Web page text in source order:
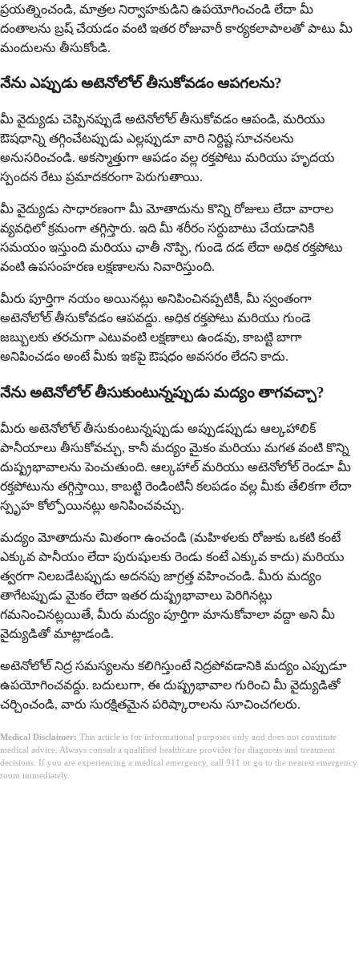
ప్రయత్నించండి, మాత్రల నిర్వాహకుడిని ఉపయోగించండి లేదా మీ
దంతాలను బ్రష్ చేయడం వంటి ఇతర రోజువారీ కార్యకలాపాలతో పాటు మీ
మందులను తీసుకోండి.
నేను ఎప్పుడు అటెనోలోల్ తీసుకోవడం ఆపగలను?
మీ వైద్యుడు చెప్పినప్పుడే అటెనోలోల్ తీసుకోవడం ఆపండి, మరియు
ఔషధాన్ని తగ్గించేటప్పుడు ఎల్లప్పుడూ వారి నిర్దిష్ట సూచనలను
అనుసరించండి. అకస్మాత్తుగా ఆపడం వల్ల రక్తపోటు మరియు హృదయ
స్పందన రేటు ప్రమాదకరంగా పెరుగుతాయి.
మీ వైద్యుడు సాధారణంగా మీ మోతాదును కొన్ని రోజులు లేదా వారాల
వ్యవధిలో క్రమంగా తగ్గిస్తారు. ఇది మీ శరీరం సర్దుబాటు చేయడానికి
సమయం ఇస్తుంది మరియు ఛాతీ నొప్పి, గుండె దడ లేదా అధిక రక్తపోటు
వంటి ఉపసంహరణ లక్షణాలను నివారిస్తుంది.
మీరు పూర్తిగా నయం అయినట్లు అనిపించినప్పటికీ, మీ స్వంతంగా
అటెనోలోల్ తీసుకోవడం ఆపవద్దు. అధిక రక్తపోటు మరియు గుండె
జబ్బులకు తరచుగా ఎటువంటి లక్షణాలు ఉండవు, కాబట్టి బాగా
అనిపించడం అంటే మీకు ఇకపై ఔషధం అవసరం లేదని కాదు.
నేను అటెనోలోల్ తీసుకుంటున్నప్పుడు మద్యం తాగవచ్చా?
మీరు అటెనోలోల్ తీసుకుంటున్నప్పుడు అప్పుడప్పుడు ఆల్కహాలిక్
పానీయాలు తీసుకోవచ్చు, కానీ మద్యం మైకం మరియు మగత వంటి కొన్ని
దుష్ప్రభావాలను పెంచుతుంది. ఆల్కహాల్ మరియు అటెనోలోల్ రెండూ మీ
రక్తపోటును తగ్గిస్తాయి, కాబట్టి రెండింటినీ కలపడం వల్ల మీకు తేలికగా లేదా
స్పృహ కోల్పోయినట్లు అనిపించవచ్చు.
మద్యం మోతాదును మితంగా ఉంచండి (మహిళలకు రోజుకు ఒకటి కంటే
ఎక్కువ పానీయం లేదా పురుషులకు రెండు కంటే ఎక్కువ కాదు) మరియు
త్వరగా నిలబడేటప్పుడు అదనపు జాగ్రత్త వహించండి. మీరు మద్యం
తాగేటప్పుడు మైకం లేదా ఇతర దుష్ప్రభావాలు పెరిగినట్లు
గమనించినట్లయితే, మీరు మద్యం పూర్తిగా మానుకోవాలా వద్దా అని మీ
వైద్యుడితో మాట్లాడండి.
అటెనోలోల్ నిద్ర సమస్యలను కలిగిస్తుంటే నిద్రపోవడానికి మద్యం ఎప్పుడూ
ఉపయోగించవద్దు. బదులుగా, ఈ దుష్ప్రభావాల గురించి మీ వైద్యుడితో
చర్చించండి, వారు సురక్షితమైన పరిష్కారాలను సూచించగలరు.
Medical Disclaimer: This article is for informational purposes only and does not constitute
medical advice. Always consult a qualified healthcare provider for diagnosis and treatment
decisions. If you are experiencing a medical emergency, call 911 or go to the nearest emergency
room immediately.